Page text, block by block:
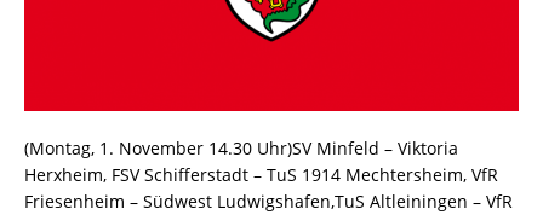
(Montag, 1. November 14.30 Uhr)SV Minfeld – Viktoria
Herxheim, FSV Schifferstadt – TuS 1914 Mechtersheim, VfR
Friesenheim – Südwest Ludwigshafen,TuS Altleiningen – VfR